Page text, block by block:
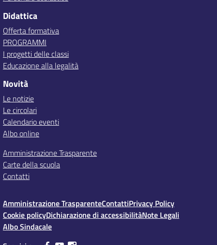
Didattica
Offerta formativa
PROGRAMMI
I progetti delle classi
Educazione alla legalità
Novità
Le notizie
Le circolari
Calendario eventi
Albo online
Amministrazione Trasparente
Carte della scuola
Contatti
Amministrazione TrasparenteContattiPrivacy Policy
Cookie policyDichiarazione di accessibilitàNote Legali
Albo Sindacale